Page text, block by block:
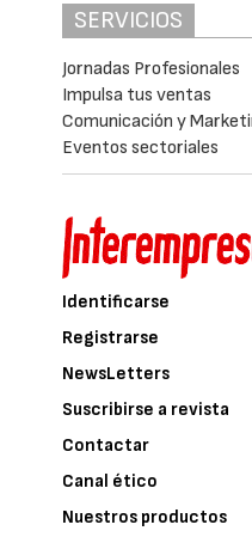
SERVICIOS
Jornadas Profesionales
Impulsa tus ventas
Comunicación y
Eventos sectoriales
Identificarse
Registrarse
NewsLetters
Suscribirse a revista
Contactar
Canal ético
Nuestros productos